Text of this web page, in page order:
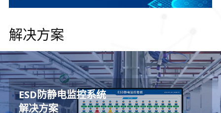
解决方案
ESD防静电监控系统
解决方案
无线安灯呼叫系统
解决方案
ESOP多功能作业指导书系统
解决方案
PTL仓储亮灯系统
解决方案
车间生产看板管理系统
解决方案
温湿度环境监控系统
解决方案
MES系统
解决方案